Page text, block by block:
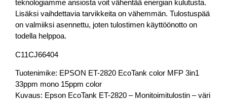
teknologiamme ansiosta voit vähentää energian kulutusta.
Lisäksi vaihdettavia tarvikkeita on vähemmän. Tulostuspää
on valmiiksi asennettu, joten tulostimen käyttöönotto on
todella helppoa.
C11CJ66404
Tuotenimike: EPSON ET-2820 EcoTank color MFP 3in1
33ppm mono 15ppm color
Kuvaus: Epson EcoTank ET-2820 – Monitoimitulostin – väri